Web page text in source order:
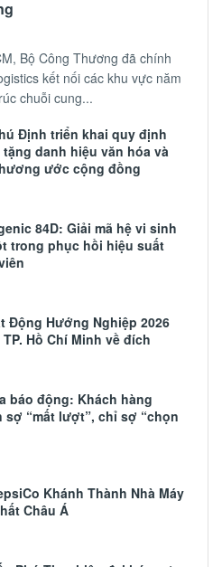
Bộ Công Thương đã chính
kết nối các khu vực năm
chuỗi cung...
Định triển khai quy định
danh hiệu văn hóa và
ước cộng đồng
84D: Giải mã hệ vi sinh
trong phục hồi hiệu suất
Động Hướng Nghiệp 2026
Hồ Chí Minh về đích
báo động: Khách hàng
sợ “mất lượt”, chỉ sợ “chọn
Khánh Thành Nhà Máy
Châu Á